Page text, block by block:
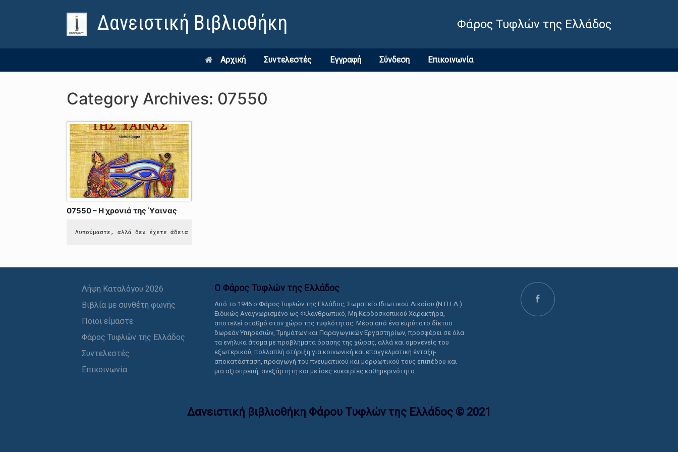
Δανειστική Βιβλιοθήκη Φάρος Τυφλών της Ελλάδος
Αρχική Συντελεστές Εγγραφή Σύνδεση Επικοινωνία
Category Archives: 07550
07550 – Η χρονιά της Ύαινας
Λυπούμαστε, αλλά δεν έχετε άδεια να δείτε αυτό το περιεχόμενο.
Λήψη Καταλόγου 2026
Βιβλία με συνθέτη φωνής
Ποιοι είμαστε
Φάρος Τυφλών της Ελλάδος
Συντελεστές
Επικοινωνία
Ο Φάρος Τυφλών της Ελλάδoς
Από το 1946 ο Φάρος Τυφλών της Ελλάδος, Σωματείο Ιδιωτικού Δικαίου (Ν.Π.Ι.Δ.)
Ειδικώς Αναγνωρισμένο ως Φιλανθρωπικό, Μη Κερδοσκοπικού Χαρακτήρα,
αποτελεί σταθμό στον χώρο της τυφλότητας. Μέσα από ένα ευρύτατο δίκτυο
δωρεάν Υπηρεσιών, Τμημάτων και Παραγωγικών Εργαστηρίων, προσφέρει σε όλα
τα ενήλικα άτομα με προβλήματα όρασης της χώρας, αλλά και ομογενείς του
εξωτερικού, πολλαπλή στήριξη για κοινωνική και επαγγελματική ένταξη-
αποκατάσταση, προαγωγή του πνευματικού και μορφωτικού τους επιπέδου και
μια αξιοπρεπή, ανεξάρτητη και με ίσες ευκαιρίες καθημερινότητα.
Δανειστική βιβλιοθήκη Φάρου Τυφλών της Ελλάδoς © 2021